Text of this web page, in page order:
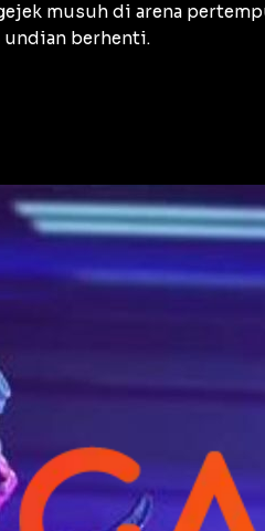
musuh di arena
undian berhenti.